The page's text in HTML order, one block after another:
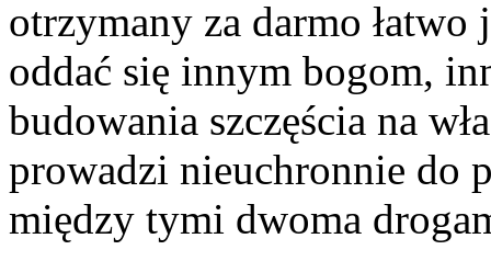
otrzymany za darmo
oddać się innym bogom,
budowania szczęścia na
prowadzi nieuchronnie do
między tymi dwoma